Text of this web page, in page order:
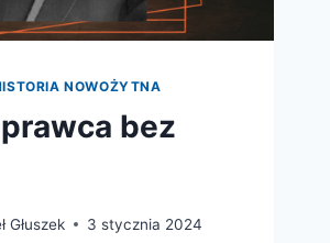
NOWOŻYTNA
bez
Głuszek 3 stycznia 2024